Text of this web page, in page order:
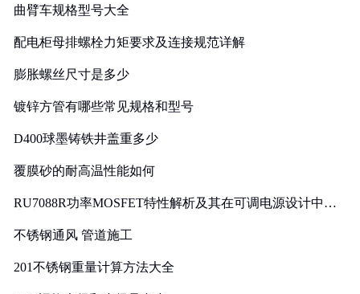
曲臂车规格型号大全
配电柜母排螺栓力矩要求及连接规范详解
膨胀螺丝尺寸是多少
镀锌方管有哪些常见规格和型号
D400球墨铸铁井盖重多少
覆膜砂的耐高温性能如何
RU7088R功率MOSFET特性解析及其在可调电源设计中的
不锈钢通风 管道施工
201不锈钢重量计算方法大全